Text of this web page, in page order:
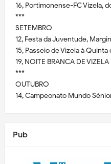
16, Portimonense-FC Vizela,
***
SETEMBRO
12, Festa da Juventude,
15, Passeio de Vizela à Quinta
19, NOITE BRANCA DE VIZELA
***
OUTUBRO
14, Campeonato Mundo
Pub